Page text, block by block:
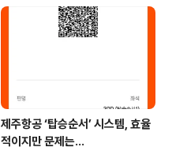
제주항공 ‘탑승순서’ 시스템, 효율
적이지만 문제는…